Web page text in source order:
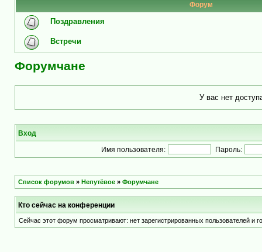
Форум
Поздравления
Встречи
Форумчане
У вас нет
Вход
Имя пользователя: Пароль:
Список форумов » Непутёвое » Форумчане
Кто сейчас на конференции
Сейчас этот форум просматривают: нет зарегистрированных пользователей и